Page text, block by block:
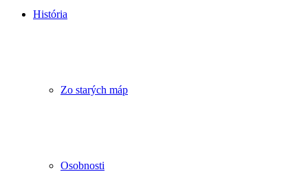
História
Zo starých máp
Osobnosti